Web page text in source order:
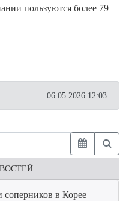
пользуются более 79
06.05.2026 12:03
соперников в Корее